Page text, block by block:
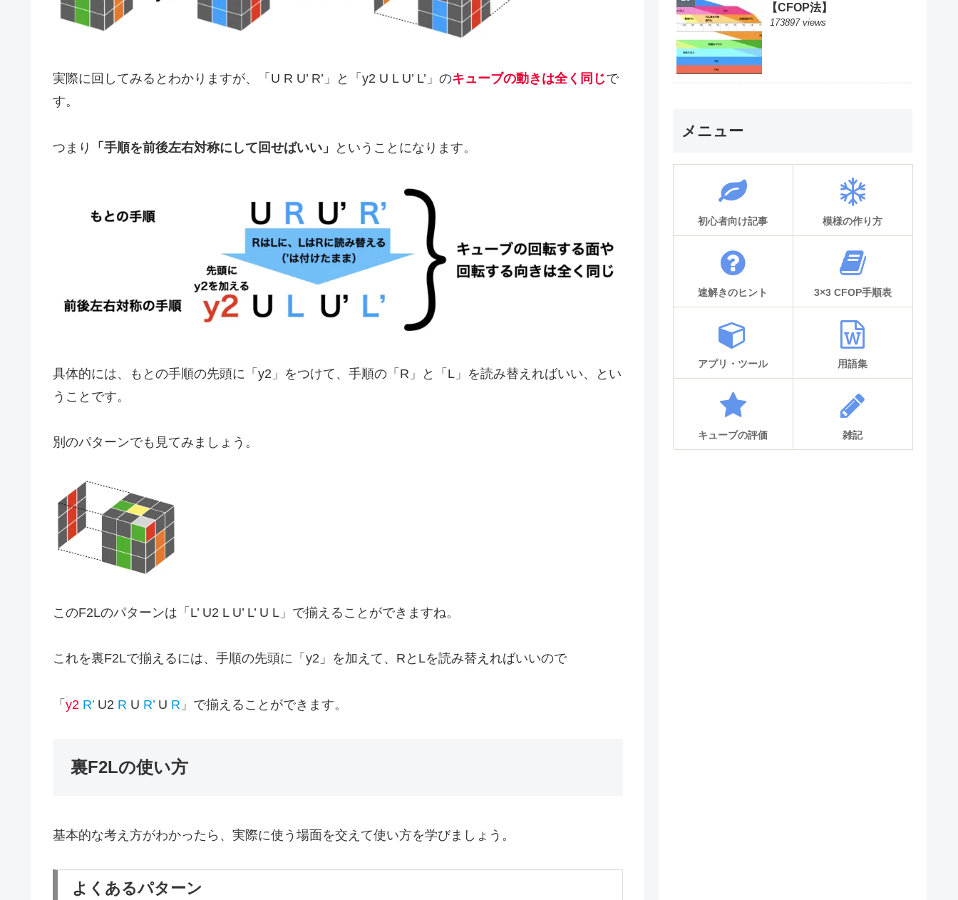
実際に回してみるとわかりますが、「U R U’ R’」と「y2 U L U’ L’」のキューブの動きは全く同じで
す。
つまり 「手順を前後左右対称にして回せばいい」 ということになります。
具体的には、もとの手順の先頭に「y2」をつけて、手順の「R」と「L」を読み替えればいい、とい
うことです。
別のパターンでも見てみましょう。
このF2Lのパターンは「L’ U2 L U’ L’ U L」で揃えることができますね。
これを裏F2Lで揃えるには、手順の先頭に「y2」を加えて、RとLを読み替えればいいので
「 y2 R’ U2 R U R’ U R 」で揃えることができます。
裏F2Lの使い方
基本的な考え方がわかったら、実際に使う場面を交えて使い方を学びましょう。
よくあるパターン
【CFOP法】
173897 views
メニュー
初心者向け記事 模様の作り方
速解きのヒント 3×3 CFOP手順表
アプリ・ツール 用語集
キューブの評価 雑記